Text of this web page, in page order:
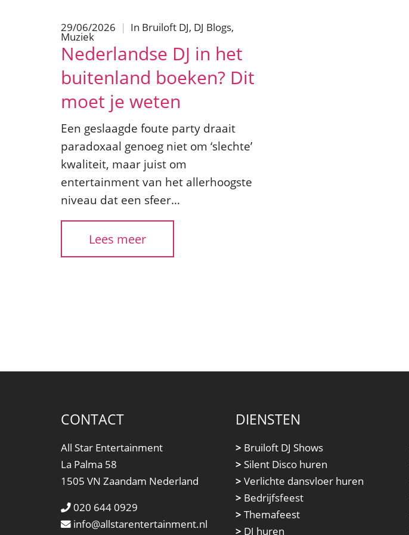
29/06/2026 | In Bruiloft DJ, DJ Blogs,
Muziek
Nederlandse DJ in het
buitenland boeken? Dit
moet je weten
Een geslaagde foute party draait
paradoxaal genoeg niet om ‘slechte’
kwaliteit, maar juist om
entertainment van het allerhoogste
niveau dat een sfeer…
Lees meer
CONTACT
All Star Entertainment
La Palma 58
1505 VN Zaandam Nederland
020 644 0929
info@allstarentertainment.nl
DIENSTEN
> Bruiloft DJ Shows
> Silent Disco huren
> Verlichte dansvloer huren
> Bedrijfsfeest
> Themafeest
> DJ huren